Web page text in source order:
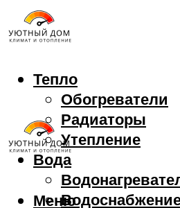
Тепло
Обогреватели
Радиаторы
Утепление
Вода
Меню